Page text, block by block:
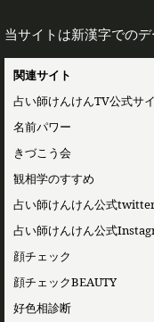
当サイトは新漢字での
関連サイト
占い師けんけんTV公式サ
名前パワー
きづこう会
観相学のすすめ
占い師けんけん公式
占い師けんけん公式
顔チェック
顔チェックBEAUTY
好色相診断